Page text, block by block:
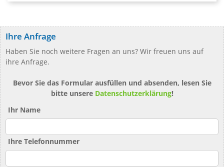
Ihre Anfrage
Haben Sie noch weitere Fragen an uns? Wir freuen uns auf
ihre Anfrage.
Bevor Sie das Formular ausfüllen und absenden, lesen Sie
bitte unsere Datenschutzerklärung!
Ihr Name
Ihre Telefonnummer